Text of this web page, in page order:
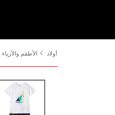
أولاد الأطقم والأزياء